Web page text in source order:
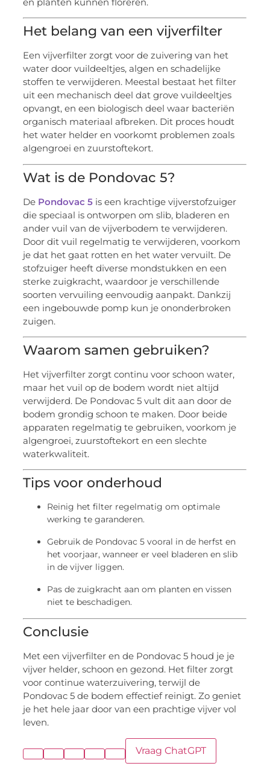
Het belang van een vijverfilter
Een vijverfilter zorgt voor de zuivering van het
water door vuildeeltjes, algen en schadelijke
stoffen te verwijderen. Meestal bestaat het filter
uit een mechanisch deel dat grove vuildeeltjes
opvangt, en een biologisch deel waar bacteriën
organisch materiaal afbreken. Dit proces houdt
het water helder en voorkomt problemen zoals
algengroei en zuurstoftekort.
Wat is de Pondovac 5?
De Pondovac 5 is een krachtige vijverstofzuiger
die speciaal is ontworpen om slib, bladeren en
ander vuil van de vijverbodem te verwijderen.
Door dit vuil regelmatig te verwijderen, voorkom
je dat het gaat rotten en het water vervuilt. De
stofzuiger heeft diverse mondstukken en een
sterke zuigkracht, waardoor je verschillende
soorten vervuiling eenvoudig aanpakt. Dankzij
een ingebouwde pomp kun je ononderbroken
zuigen.
Waarom samen gebruiken?
Het vijverfilter zorgt continu voor schoon water,
maar het vuil op de bodem wordt niet altijd
verwijderd. De Pondovac 5 vult dit aan door de
bodem grondig schoon te maken. Door beide
apparaten regelmatig te gebruiken, voorkom je
algengroei, zuurstoftekort en een slechte
waterkwaliteit.
Tips voor onderhoud
Reinig het filter regelmatig om optimale
werking te garanderen.
Gebruik de Pondovac 5 vooral in de herfst en
het voorjaar, wanneer er veel bladeren en slib
in de vijver liggen.
Pas de zuigkracht aan om planten en vissen
niet te beschadigen.
Conclusie
Met een vijverfilter en de Pondovac 5 houd je je
vijver helder, schoon en gezond. Het filter zorgt
voor continue waterzuivering, terwijl de
Pondovac 5 de bodem effectief reinigt. Zo geniet
je het hele jaar door van een prachtige vijver vol
leven.
Vraag ChatGPT